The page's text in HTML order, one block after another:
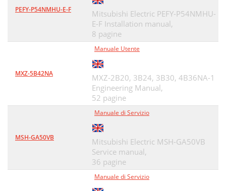
PEFY-P54NMHU-E-F
Mitsubishi Electric PEFY-P54NMHU-
E-F Installation manual,
8 pagine
MXZ-5B42NA
Manuale Utente
MXZ-2B20, 3B24, 3B30, 4B36NA-1
Engineering Manual,
52 pagine
MSH-GA50VB
Manuale di Servizio
Mitsubishi Electric MSH-GA50VB
Service manual,
36 pagine
Manuale di Servizio